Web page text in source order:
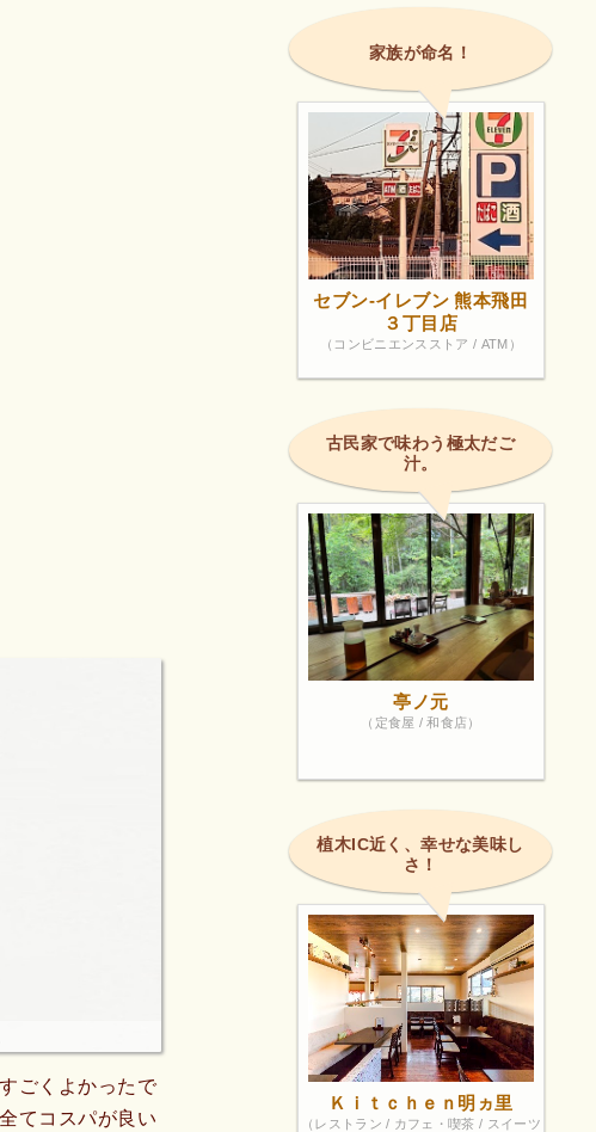
ごくよかったで
てコスパが良い
家族が命名！
セブン-イレブン 熊本飛田
３丁目店
（コンビニエンスストア / ATM）
古民家で味わう極太だご
汁。
亭ノ元
（定食屋 / 和食店）
植木IC近く、幸せな美味し
さ！
Ｋｉｔｃｈｅｎ明ヵ里
（レストラン / カフェ・喫茶 / スイーツ